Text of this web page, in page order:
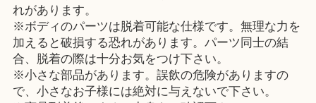
れがあります。
※ボディのパーツは脱着可能な仕様です。無理な力を
加えると破損する恐れがあります。パーツ同士の結
合、脱着の際は十分お気をつけ下さい。
※小さな部品があります。誤飲の危険がありますの
で、小さなお子様には絶対に与えないで下さい。